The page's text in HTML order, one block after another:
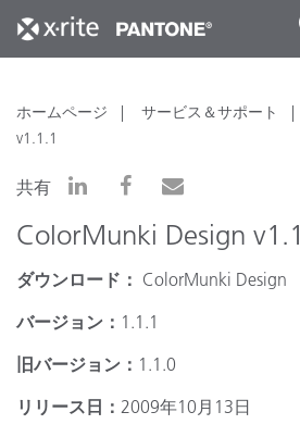
ホームページ サービス＆サポート
v1.1.1
共有
ColorMunki Design
ダウンロード： ColorMunki Design
バージョン： 1.1.1
旧バージョン： 1.1.0
リリース日： 2009年10 月 13日